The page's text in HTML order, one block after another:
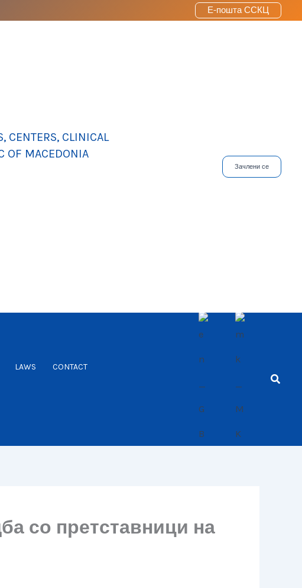
Е-пошта ССКЦ
CENTERS, CLINICAL
OF MACEDONIA
Зачлени се
LAWS CONTACT
со претставници на